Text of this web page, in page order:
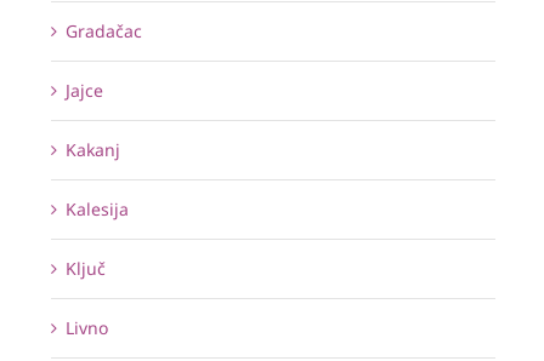
Gradačac
Jajce
Kakanj
Kalesija
Ključ
Livno